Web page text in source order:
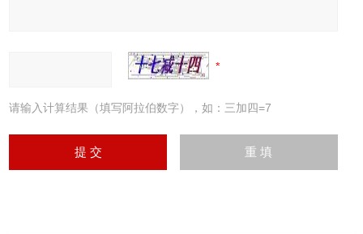
请输入计算结果（填写阿拉伯数字），如：三加四=7